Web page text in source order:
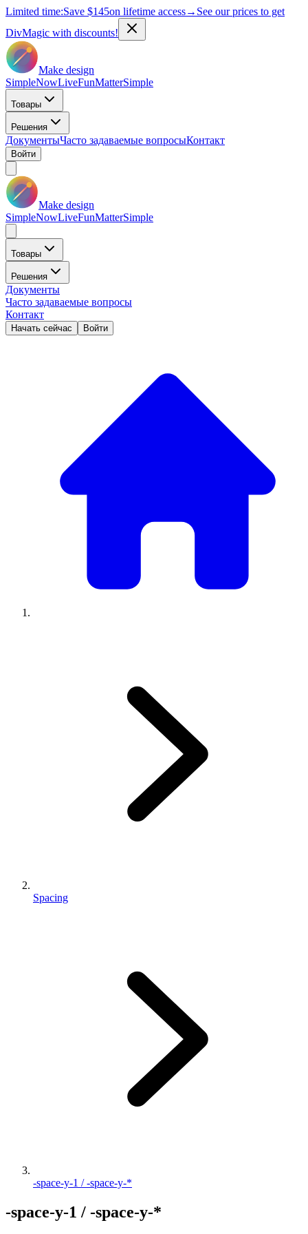
Limited time:Save $145on lifetime access→ See our prices to get
DivMagic with discounts!
Make design
SimpleNowLiveFunMatterSimple
Товары
Решения
ДокументыЧасто задаваемые вопросыКонтакт
Войти
Make design
SimpleNowLiveFunMatterSimple
Товары
Решения
Документы
Часто задаваемые вопросы
Контакт
Начать сейчас Войти
Spacing
-space-y-1 / -space-y-*
-space-y-1 / -space-y-*